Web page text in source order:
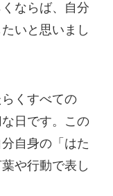
ならば、自分
いと思いまし
くすべての
日です。この
自身の「はた
や行動で表し